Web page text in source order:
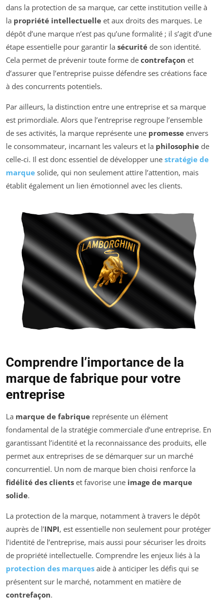
dans la protection de sa marque, car cette institution veille à
la propriété intellectuelle et aux droits des marques. Le
dépôt d’une marque n’est pas qu’une formalité ; il s’agit d’une
étape essentielle pour garantir la sécurité de son identité.
Cela permet de prévenir toute forme de contrefaçon et
d’assurer que l’entreprise puisse défendre ses créations face
à des concurrents potentiels.
Par ailleurs, la distinction entre une entreprise et sa marque
est primordiale. Alors que l’entreprise regroupe l’ensemble
de ses activités, la marque représente une promesse envers
le consommateur, incarnant les valeurs et la philosophie de
celle-ci. Il est donc essentiel de développer une stratégie de
marque solide, qui non seulement attire l’attention, mais
établit également un lien émotionnel avec les clients.
Comprendre l’importance de la
marque de fabrique pour votre
entreprise
La marque de fabrique représente un élément
fondamental de la stratégie commerciale d’une entreprise. En
garantissant l’identité et la reconnaissance des produits, elle
permet aux entreprises de se démarquer sur un marché
concurrentiel. Un nom de marque bien choisi renforce la
fidélité des clients et favorise une image de marque
solide.
La protection de la marque, notamment à travers le dépôt
auprès de l’INPI, est essentielle non seulement pour protéger
l’identité de l’entreprise, mais aussi pour sécuriser les droits
de propriété intellectuelle. Comprendre les enjeux liés à la
protection des marques aide à anticiper les défis qui se
présentent sur le marché, notamment en matière de
contrefaçon.